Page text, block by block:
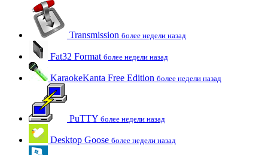
Transmission более недели назад
Fat32 Format более недели назад
KaraokeKanta Free Edition более недели назад
PuTTY более недели назад
Desktop Goose более недели назад